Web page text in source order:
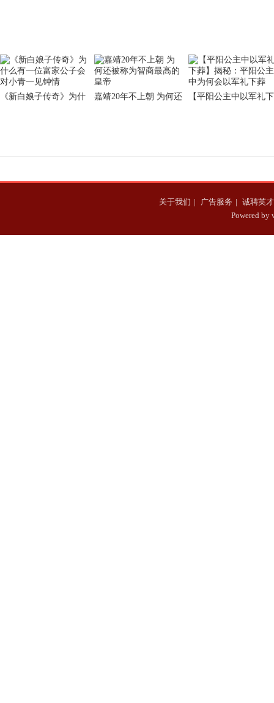
《新白娘子传奇》为什
嘉靖20年不上朝 为何还
【平阳公主中以军礼下
关于我们 | 广告服务 | 诚聘英才
Powered by